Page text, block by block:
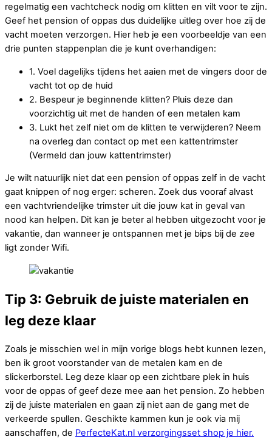
regelmatig een vachtcheck nodig om klitten en vilt voor te zijn.
Geef het pension of oppas dus duidelijke uitleg over hoe zij de
vacht moeten verzorgen. Hier heb je een voorbeeldje van een
drie punten stappenplan die je kunt overhandigen:
1. Voel dagelijks tijdens het aaien met de vingers door de
vacht tot op de huid
2. Bespeur je beginnende klitten? Pluis deze dan
voorzichtig uit met de handen of een metalen kam
3. Lukt het zelf niet om de klitten te verwijderen? Neem
na overleg dan contact op met een kattentrimster
(Vermeld dan jouw kattentrimster)
Je wilt natuurlijk niet dat een pension of oppas zelf in de vacht
gaat knippen of nog erger: scheren. Zoek dus vooraf alvast
een vachtvriendelijke trimster uit die jouw kat in geval van
nood kan helpen. Dit kan je beter al hebben uitgezocht voor je
vakantie, dan wanneer je ontspannen met je bips bij de zee
ligt zonder Wifi.
Tip 3: Gebruik de juiste materialen en
leg deze klaar
Zoals je misschien wel in mijn vorige blogs hebt kunnen lezen,
ben ik groot voorstander van de metalen kam en de
slickerborstel. Leg deze klaar op een zichtbare plek in huis
voor de oppas of geef deze mee aan het pension. Zo hebben
zij de juiste materialen en gaan zij niet aan de gang met de
verkeerde spullen. Geschikte kammen kun je ook via mij
aanschaffen, de PerfecteKat.nl verzorgingsset shop je hier.